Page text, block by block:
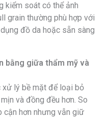
kiểm soát có thể ảnh
grain thường phù hợp với
đồ da hoặc sẵn sàng
bằng giữa thẩm mỹ và
xử lý bề mặt để loại bỏ
và đồng đều hơn. So
cận hơn nhưng vẫn giữ